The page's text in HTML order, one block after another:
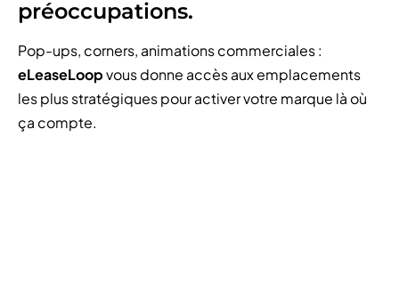
préoccupations.
Pop-ups, corners, animations commerciales :
eLeaseLoopvous donne accès aux emplacements
les plus stratégiques pour activer votre marque là où
ça compte.